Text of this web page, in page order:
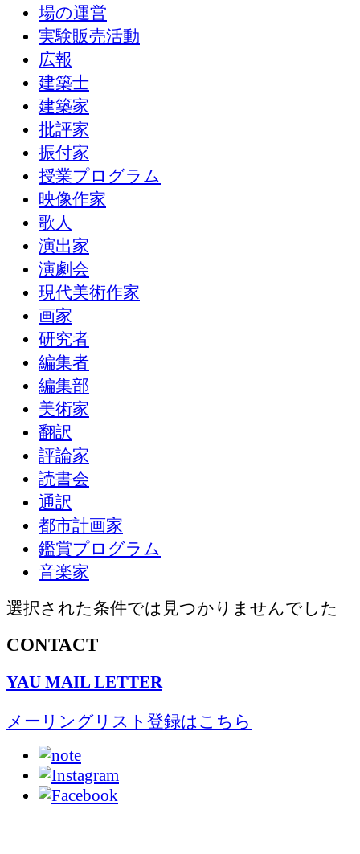
場の運営
実験販売活動
広報
建築士
建築家
批評家
振付家
授業プログラム
映像作家
歌人
演出家
演劇会
現代美術作家
画家
研究者
編集者
編集部
美術家
翻訳
評論家
読書会
通訳
都市計画家
鑑賞プログラム
音楽家
選択された条件では見つかりませんでした
CONTACT
YAU MAIL LETTER
メーリングリスト登録はこちら